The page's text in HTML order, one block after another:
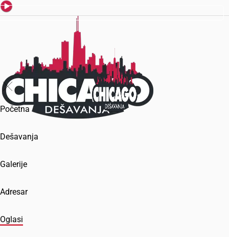
Početna
Dešavanja
Galerije
Adresar
Oglasi